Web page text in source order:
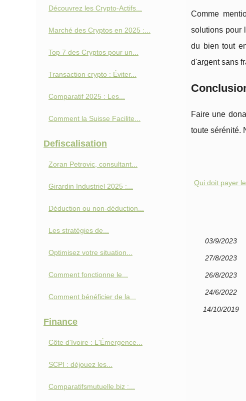
Comme
solutions pour
du bien tout
d'argent sans
Faire une
toute sérénité.
Qui doit payer
03/9/2023
27/8/2023
26/8/2023
24/6/2022
14/10/2019
Découvrez les Crypto-Actifs...
Marché des Cryptos en 2025 :...
Top 7 des Cryptos pour un...
Transaction crypto : Éviter...
Comparatif 2025 : Les...
Comment la Suisse Facilite...
Defiscalisation
Zoran Petrovic, consultant...
Girardin Industriel 2025 :...
Déduction ou non-déduction...
Les stratégies de...
Optimisez votre situation...
Comment fonctionne le...
Comment bénéficier de la...
Finance
Côte d'Ivoire : L'Émergence...
SCPI : déjouez les...
Comparatifsmutuelle.biz :...